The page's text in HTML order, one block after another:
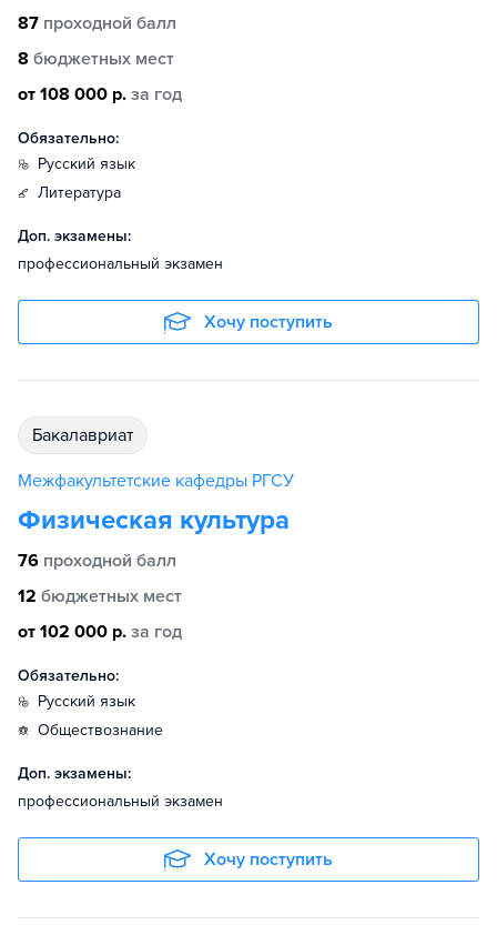
87 проходной балл
8 бюджетных мест
от 108 000 р. за год
Обязательно:
русский язык
литература
Доп. экзамены:
профессиональный экзамен
Хочу поступить
бакалавриат
Межфакультетские кафедры РГСУ
Физическая культура
76 проходной балл
12 бюджетных мест
от 102 000 р. за год
Обязательно:
русский язык
обществознание
Доп. экзамены:
профессиональный экзамен
Хочу поступить